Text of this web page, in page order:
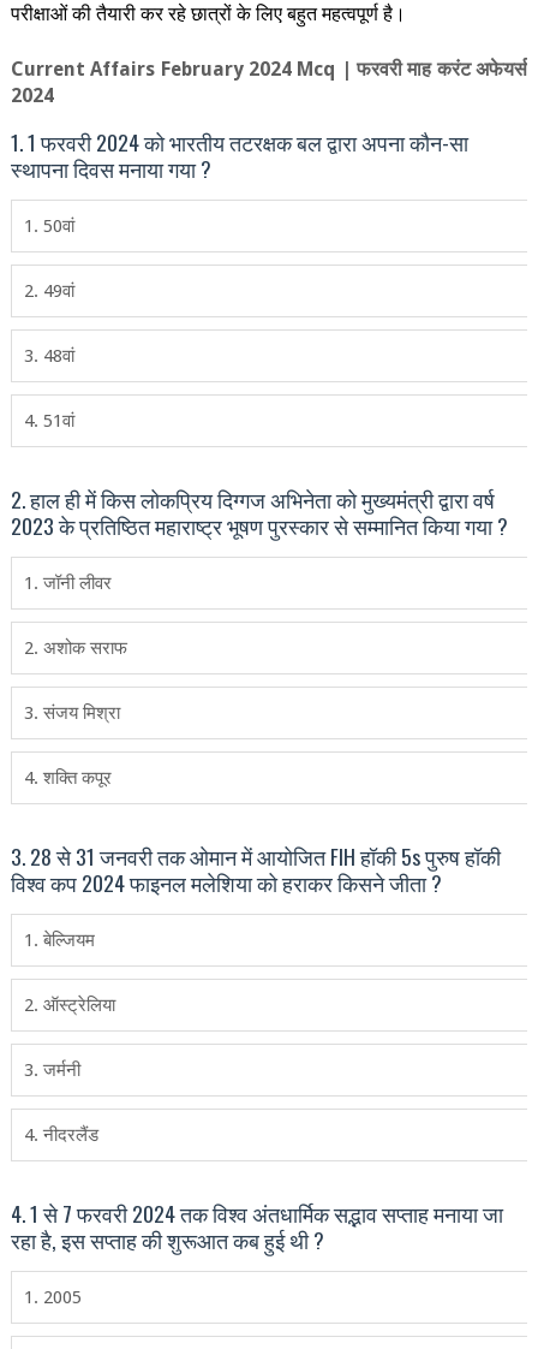
परीक्षाओं की तैयारी कर रहे छात्रों के लिए बहुत महत्वपूर्ण है।
Current Affairs February 2024 Mcq |फरवरी माह करंट अफेयर्स
2024
1. 1 फरवरी 2024 को भारतीय तटरक्षक बल द्वारा अपना कौन-सा
स्‍थापना दिवस मनाया गया ?
1. 50वां
2. 49वां
3. 48वां
4. 51वां
2. हाल ही में किस लोकप्रिय दिग्गज अभिनेता को मुख्यमंत्री द्वारा वर्ष
2023 के प्रतिष्ठित महाराष्ट्र भूषण पुरस्कार से सम्मानित किया गया ?
1. जॉनी लीवर
2. अशोक सराफ
3. संजय मिश्रा
4. शक्ति कपूर
3. 28 से 31 जनवरी तक ओमान में आयोजित FIH हॉकी 5s पुरुष हॉकी
विश्व कप 2024 फाइनल मलेशिया को हराकर किसने जीता ?
1. बेल्जियम
2. ऑस्‍ट्रेलिया
3. जर्मनी
4. नीदरलैंड
4. 1 से 7 फरवरी 2024 तक विश्‍व अंतधार्मिक सद्भाव सप्‍ताह मनाया जा
रहा है, इस सप्‍ताह की शुरूआत कब हुई थी ?
1. 2005